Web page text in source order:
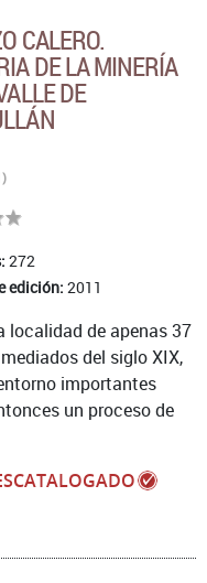
CALERO.
DE LA MINERÍA
DE
272
edición: 2011
localidad de apenas 37
del siglo XIX,
importantes
un proceso de